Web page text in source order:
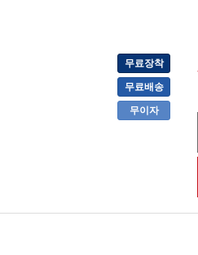
무료장착
무료배송
무이자